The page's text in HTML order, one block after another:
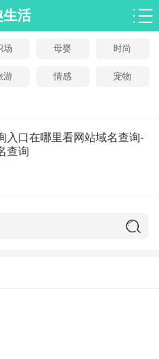
生活
场 母婴 时尚
游 情感 宠物
入口在哪里看网站域名查询-
查询